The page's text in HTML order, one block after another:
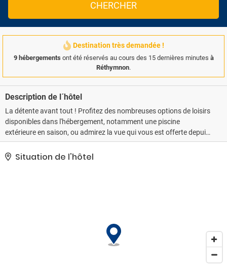
CHERCHER
Destination très demandée !
9 hébergements ont été réservés au cours des 15 dernières minutes à
Réthymnon.
Description de l´hôtel
La détente avant tout ! Profitez des nombreuses options de loisirs
disponibles dans l'hébergement, notamment une piscine
extérieure en saison, ou admirez la vue qui vous est offerte depuis
une terrasse.. Un parking gratuit est disponible dans l'enceinte de
l'hébergement..
Situation de l'hôtel